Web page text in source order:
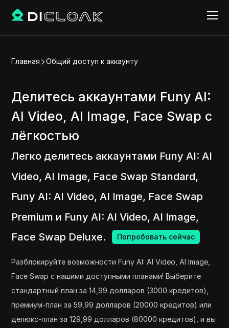
Главная Общий доступ к аккаунту
Делитесь аккаунтами Funy AI:
AI Video, AI Image, Face Swap с
лёгкостью
Легко делитесь аккаунтами Funy AI: AI
Video, AI Image, Face Swap Standard,
Funy AI: AI Video, AI Image, Face Swap
Premium и Funy AI: AI Video, AI Image,
Face Swap Deluxe.
Попробовать сейчас
Разблокируйте возможности Funy AI: AI Video, AI Image,
Face Swap с нашими доступными планами! Выберите
стандартный план за 14,99 долларов (3000 кредитов),
премиум-план за 59,99 долларов (20000 кредитов) или
делюкс-план за 129,99 долларов (80000 кредитов), и вы